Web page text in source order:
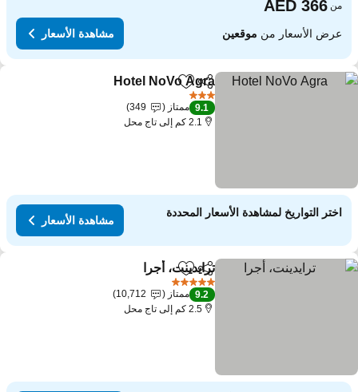
من
عرض الأسعار منموقعين مشاهدة الأسعار
مشاركةAdd to favorites
Hotel NoVo Agra
9.1 ممتاز
349
2.1 كم إلى تاج محل
اختر التواريخ لمشاهدة الأسعار المحددة
مشاهدة الأسعار
مشاركةAdd to favorites
ترايدينت، أجرا
9.2 ممتاز
10,712
2.5 كم إلى تاج محل